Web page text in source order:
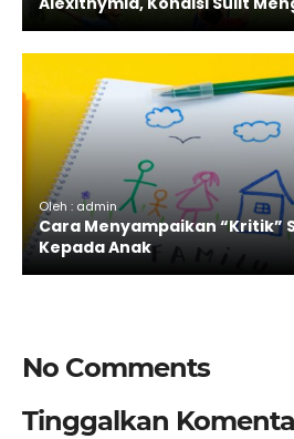
Oleh : admin
Cara Menyampaikan “Kritik”
Kepada Anak
No Comments
Tinggalkan